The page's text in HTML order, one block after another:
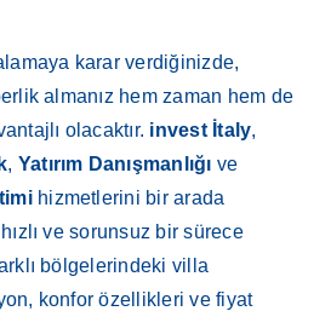
karar verdiğinizde,
almanız hem zaman hem de
olacaktır. invest İtaly,
, Yatırım Danışmanlığı ve
hizmetlerini bir arada
hızlı ve sorunsuz bir sürece
bölgelerindeki villa
konfor özellikleri ve fiyat